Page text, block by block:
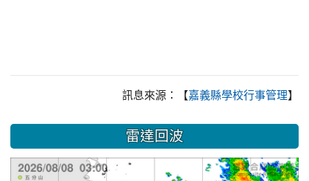
訊息來源：【嘉義縣學校行事管理】
雷達回波